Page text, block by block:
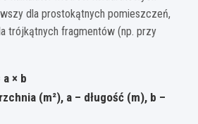
dla prostokątnych pomieszczeń,
trójkątnych fragmentów (np. przy
a × b
(m²), a – długość (m), b –